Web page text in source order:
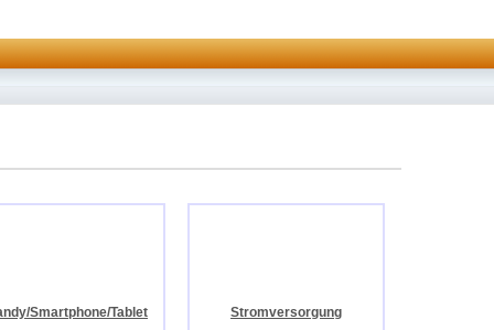
Smartphone/Tablet Stromversorgung